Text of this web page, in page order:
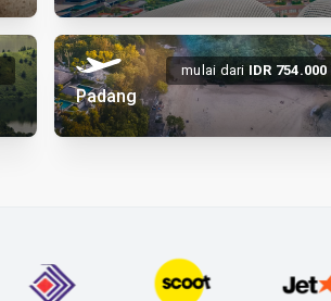
mulai dari IDR 754.000
Padang